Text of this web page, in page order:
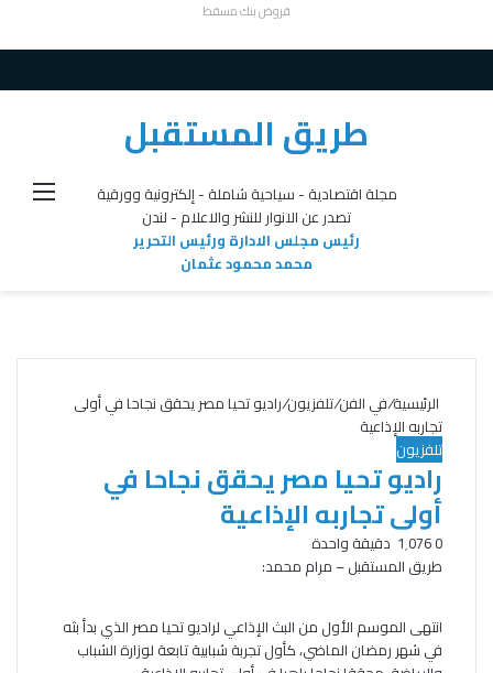
قروض بنك مسقط
طريق المستقبل
مجلة اقتصادية - سياحية شاملة - إلكترونية وورقية
تصدر عن الانوار للنشر والاعلام - لندن
رئيس مجلس الادارة ورئيس التحرير
محمد محمود عثمان
الرئيسية/في الفن/تلفزيون/راديو تحيا مصر يحقق نجاحا في أولى
تجاربه الإذاعية
تلفزيون
راديو تحيا مصر يحقق نجاحا في
أولى تجاربه الإذاعية
0
دقيقة واحدة
طريق المستقبل – مرام محمد:
انتهى الموسم الأول من البث الإذاعي لراديو تحيا مصر الذي بدأ بثه
في شهر رمضان الماضي، كأول تجربة شبابية تابعة لوزارة الشباب